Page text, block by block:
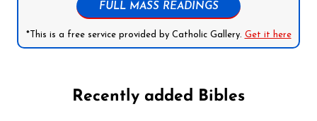
FULL MASS READINGS
*This is a free service provided by Catholic Gallery. Get it here
Recently added Bibles